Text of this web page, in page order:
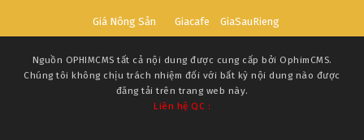
Giá Nông Sản Giacafe GiaSauRieng
Nguồn OPHIMCMS tất cả nội dung được cung cấp bởi OphimCMS.
Chúng tôi không chịu trách nhiệm đối với bất kỳ nội dung nào được
đăng tải trên trang web này.
Liên hệ QC :